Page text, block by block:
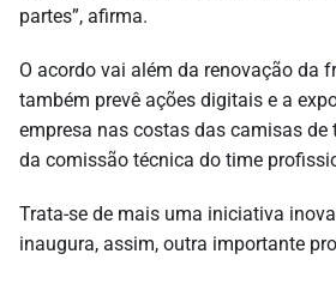
partes”, afirma.
O acordo vai além da renovação da
também prevê ações digitais e a
empresa nas costas das camisas de
da comissão técnica do time
Trata-se de mais uma iniciativa
inaugura, assim, outra importante